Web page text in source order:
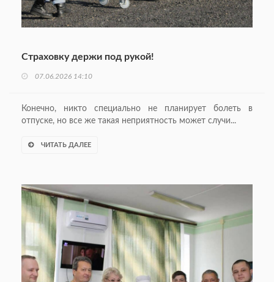
Страховку держи под рукой!
07.06.2026 14:10
Конечно, никто специально не планирует болеть в
отпуске, но все же такая неприятность может случи...
ЧИТАТЬ ДАЛЕЕ